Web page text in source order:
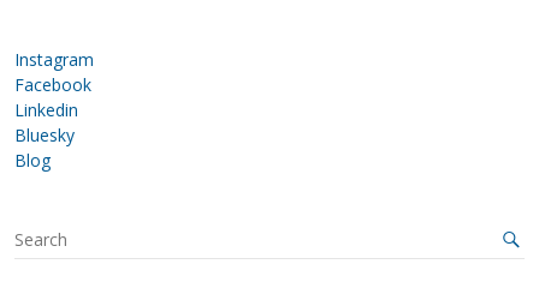
Instagram
Facebook
Linkedin
Bluesky
Blog
S
e